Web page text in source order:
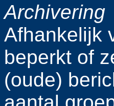
Archivering
Afhankelijk
beperkt of
(oude)